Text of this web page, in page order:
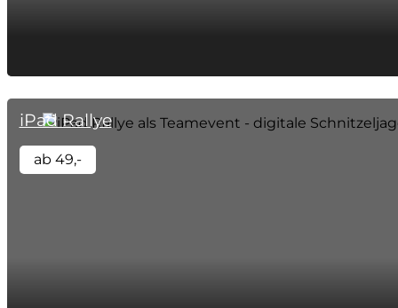
iPad Rallye
ab 49,-